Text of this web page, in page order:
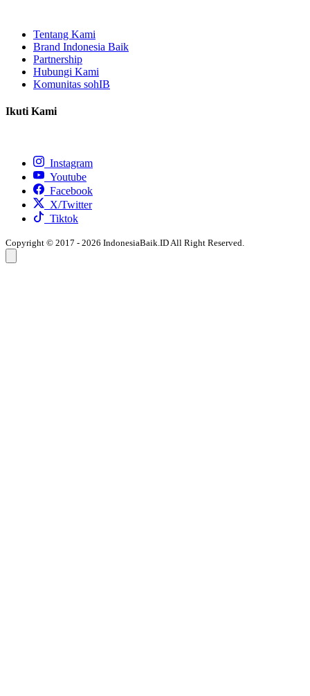
Tentang Kami
Brand Indonesia Baik
Partnership
Hubungi Kami
Komunitas sohIB
Ikuti Kami
Instagram
Youtube
Facebook
X/Twitter
Tiktok
Copyright © 2017 - 2026 IndonesiaBaik.ID All Right Reserved.